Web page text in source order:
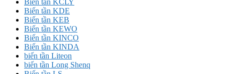
Biến tần KDE
Biến tần KEB
Biến tần KEWO
Biến tần KINCO
Biến tần KINDA
biến tần Liteon
biến tần Long Shenq